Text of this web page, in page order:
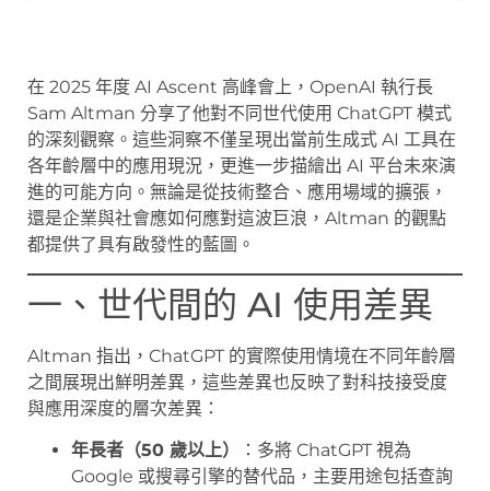
在 2025 年度 AI Ascent 高峰會上，OpenAI 執行長
Sam Altman 分享了他對不同世代使用 ChatGPT 模式
的深刻觀察。這些洞察不僅呈現出當前生成式 AI 工具在
各年齡層中的應用現況，更進一步描繪出 AI 平台未來演
進的可能方向。無論是從技術整合、應用場域的擴張，
還是企業與社會應如何應對這波巨浪，Altman 的觀點
都提供了具有啟發性的藍圖。
一、世代間的 AI 使用差異
Altman 指出，ChatGPT 的實際使用情境在不同年齡層
之間展現出鮮明差異，這些差異也反映了對科技接受度
與應用深度的層次差異：
年長者（50 歲以上）
：多將 ChatGPT 視為
Google 或搜尋引擎的替代品，主要用途包括查詢